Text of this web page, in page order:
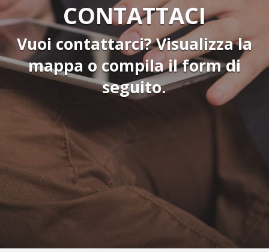
CONTATTACI
Vuoi contattarci? Visualizza la
mappa o compila il form di
seguito.